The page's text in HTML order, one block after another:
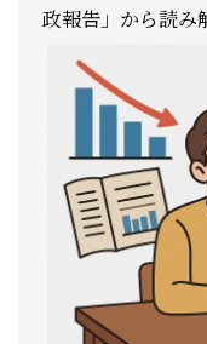
政報告」から読み